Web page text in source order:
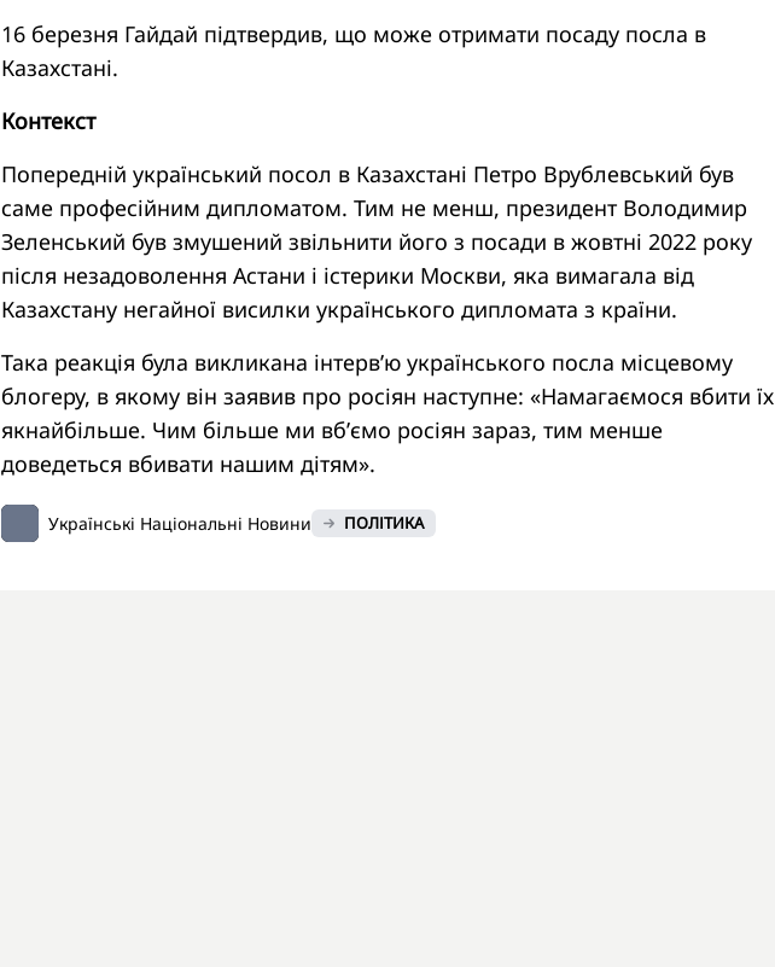
16 березня Гайдай підтвердив, що може отримати посаду посла в
Казахстані.
Контекст
Попередній український посол в Казахстані Петро Врублевський був
саме професійним дипломатом. Тим не менш, президент Володимир
Зеленський був змушений звільнити його з посади в жовтні 2022 року
після незадоволення Астани і істерики Москви, яка вимагала від
Казахстану негайної висилки українського дипломата з країни.
Така реакція була викликана інтерв’ю українського посла місцевому
блогеру, в якому він заявив про росіян наступне: «Намагаємося вбити їх
якнайбільше. Чим більше ми вб’ємо росіян зараз, тим менше
доведеться вбивати нашим дітям».
Українські Національні Новини ПОЛІТИКА